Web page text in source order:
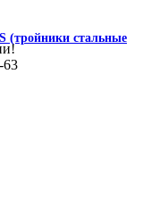
63
(тройники стальные